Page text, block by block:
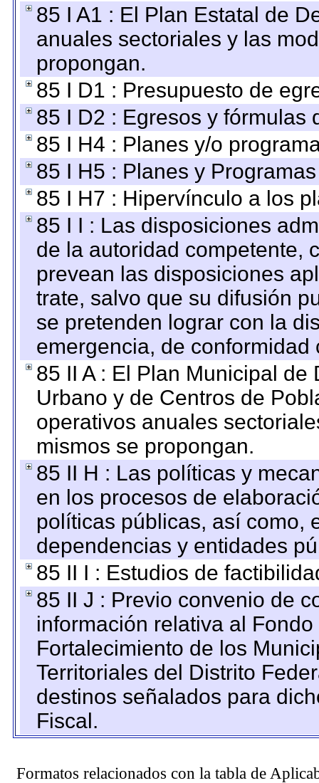
85 I A1 : El Plan Estatal de
anuales sectoriales y las
propongan.
85 I D1 : Presupuesto de
85 I D2 : Egresos y fórmulas
85 I H4 : Planes y/o
85 I H5 : Planes y
85 I H7 : Hipervínculo a los
85 I I : Las disposiciones
de la autoridad competente,
prevean las disposiciones
trate, salvo que su difusión
se pretenden lograr con la
emergencia, de
85 II A : El Plan Municipal
Urbano y de Centros de
operativos anuales
mismos se propongan.
85 II H : Las políticas y
en los procesos de
políticas públicas, así como,
dependencias y entidades
85 II I : Estudios de
85 II J : Previo convenio de
información relativa al
Fortalecimiento de los
Territoriales del Distrito
destinos señalados para
Fiscal.
Formatos relacionados con la tabla de